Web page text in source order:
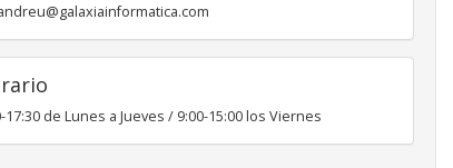
17:30 de Lunes a Jueves / 9:00-15:00 los Viernes